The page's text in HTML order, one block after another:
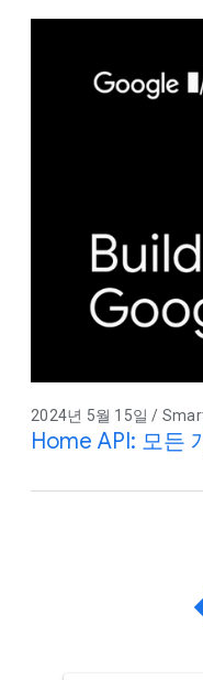
2024년 5월 15일 /
Home API: 모든